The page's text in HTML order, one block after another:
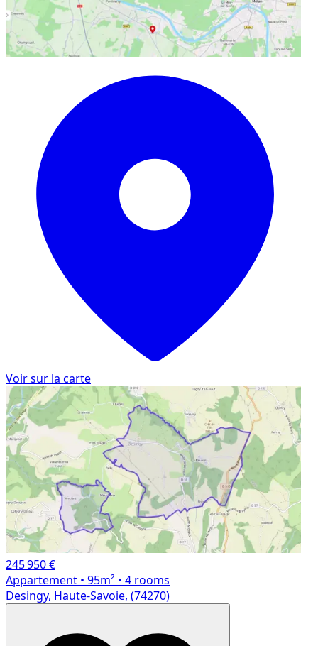
Voir sur la carte
245 950 €
Appartement • 95m² • 4 rooms
Desingy, Haute-Savoie, (74270)